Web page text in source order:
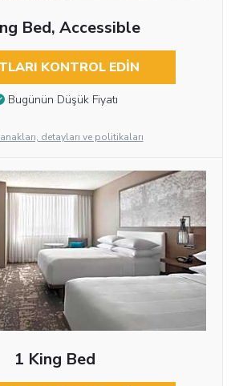
Bed, Accessible
KONTROL EDIN
Bugünün Düşük Fiyatı
detayları ve politikaları
1 King Bed